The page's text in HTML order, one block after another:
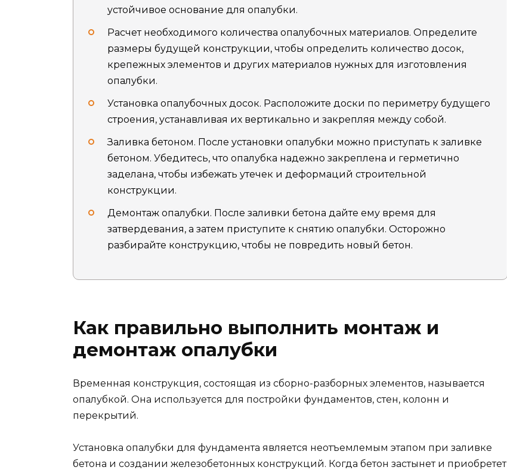
устойчивое основание для опалубки.
Расчет необходимого количества опалубочных материалов. Определите
размеры будущей конструкции, чтобы определить количество досок,
крепежных элементов и других материалов нужных для изготовления
опалубки.
Установка опалубочных досок. Расположите доски по периметру будущего
строения, устанавливая их вертикально и закрепляя между собой.
Заливка бетоном. После установки опалубки можно приступать к заливке
бетоном. Убедитесь, что опалубка надежно закреплена и герметично
заделана, чтобы избежать утечек и деформаций строительной
конструкции.
Демонтаж опалубки. После заливки бетона дайте ему время для
затвердевания, а затем приступите к снятию опалубки. Осторожно
разбирайте конструкцию, чтобы не повредить новый бетон.
Как правильно выполнить монтаж и
демонтаж опалубки
Временная конструкция, состоящая из сборно-разборных элементов, называется
опалубкой. Она используется для постройки фундаментов, стен, колонн и
перекрытий.
Установка опалубки для фундамента является неотъемлемым этапом при заливке
бетона и создании железобетонных конструкций. Когда бетон застынет и приобретет